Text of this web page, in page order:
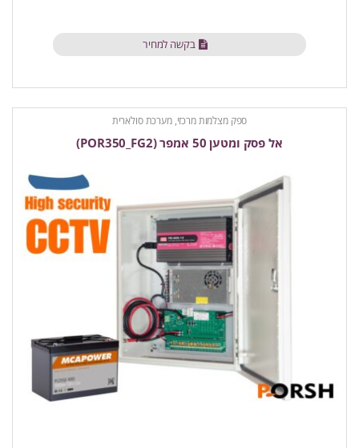
בקשה למחיר
ספק מצלמות מרכזי, מערכת סולארית
אל פסק ומטען 50 אמפר (POR350_FG2)